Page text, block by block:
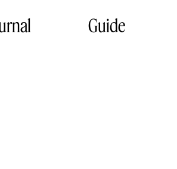
Guide